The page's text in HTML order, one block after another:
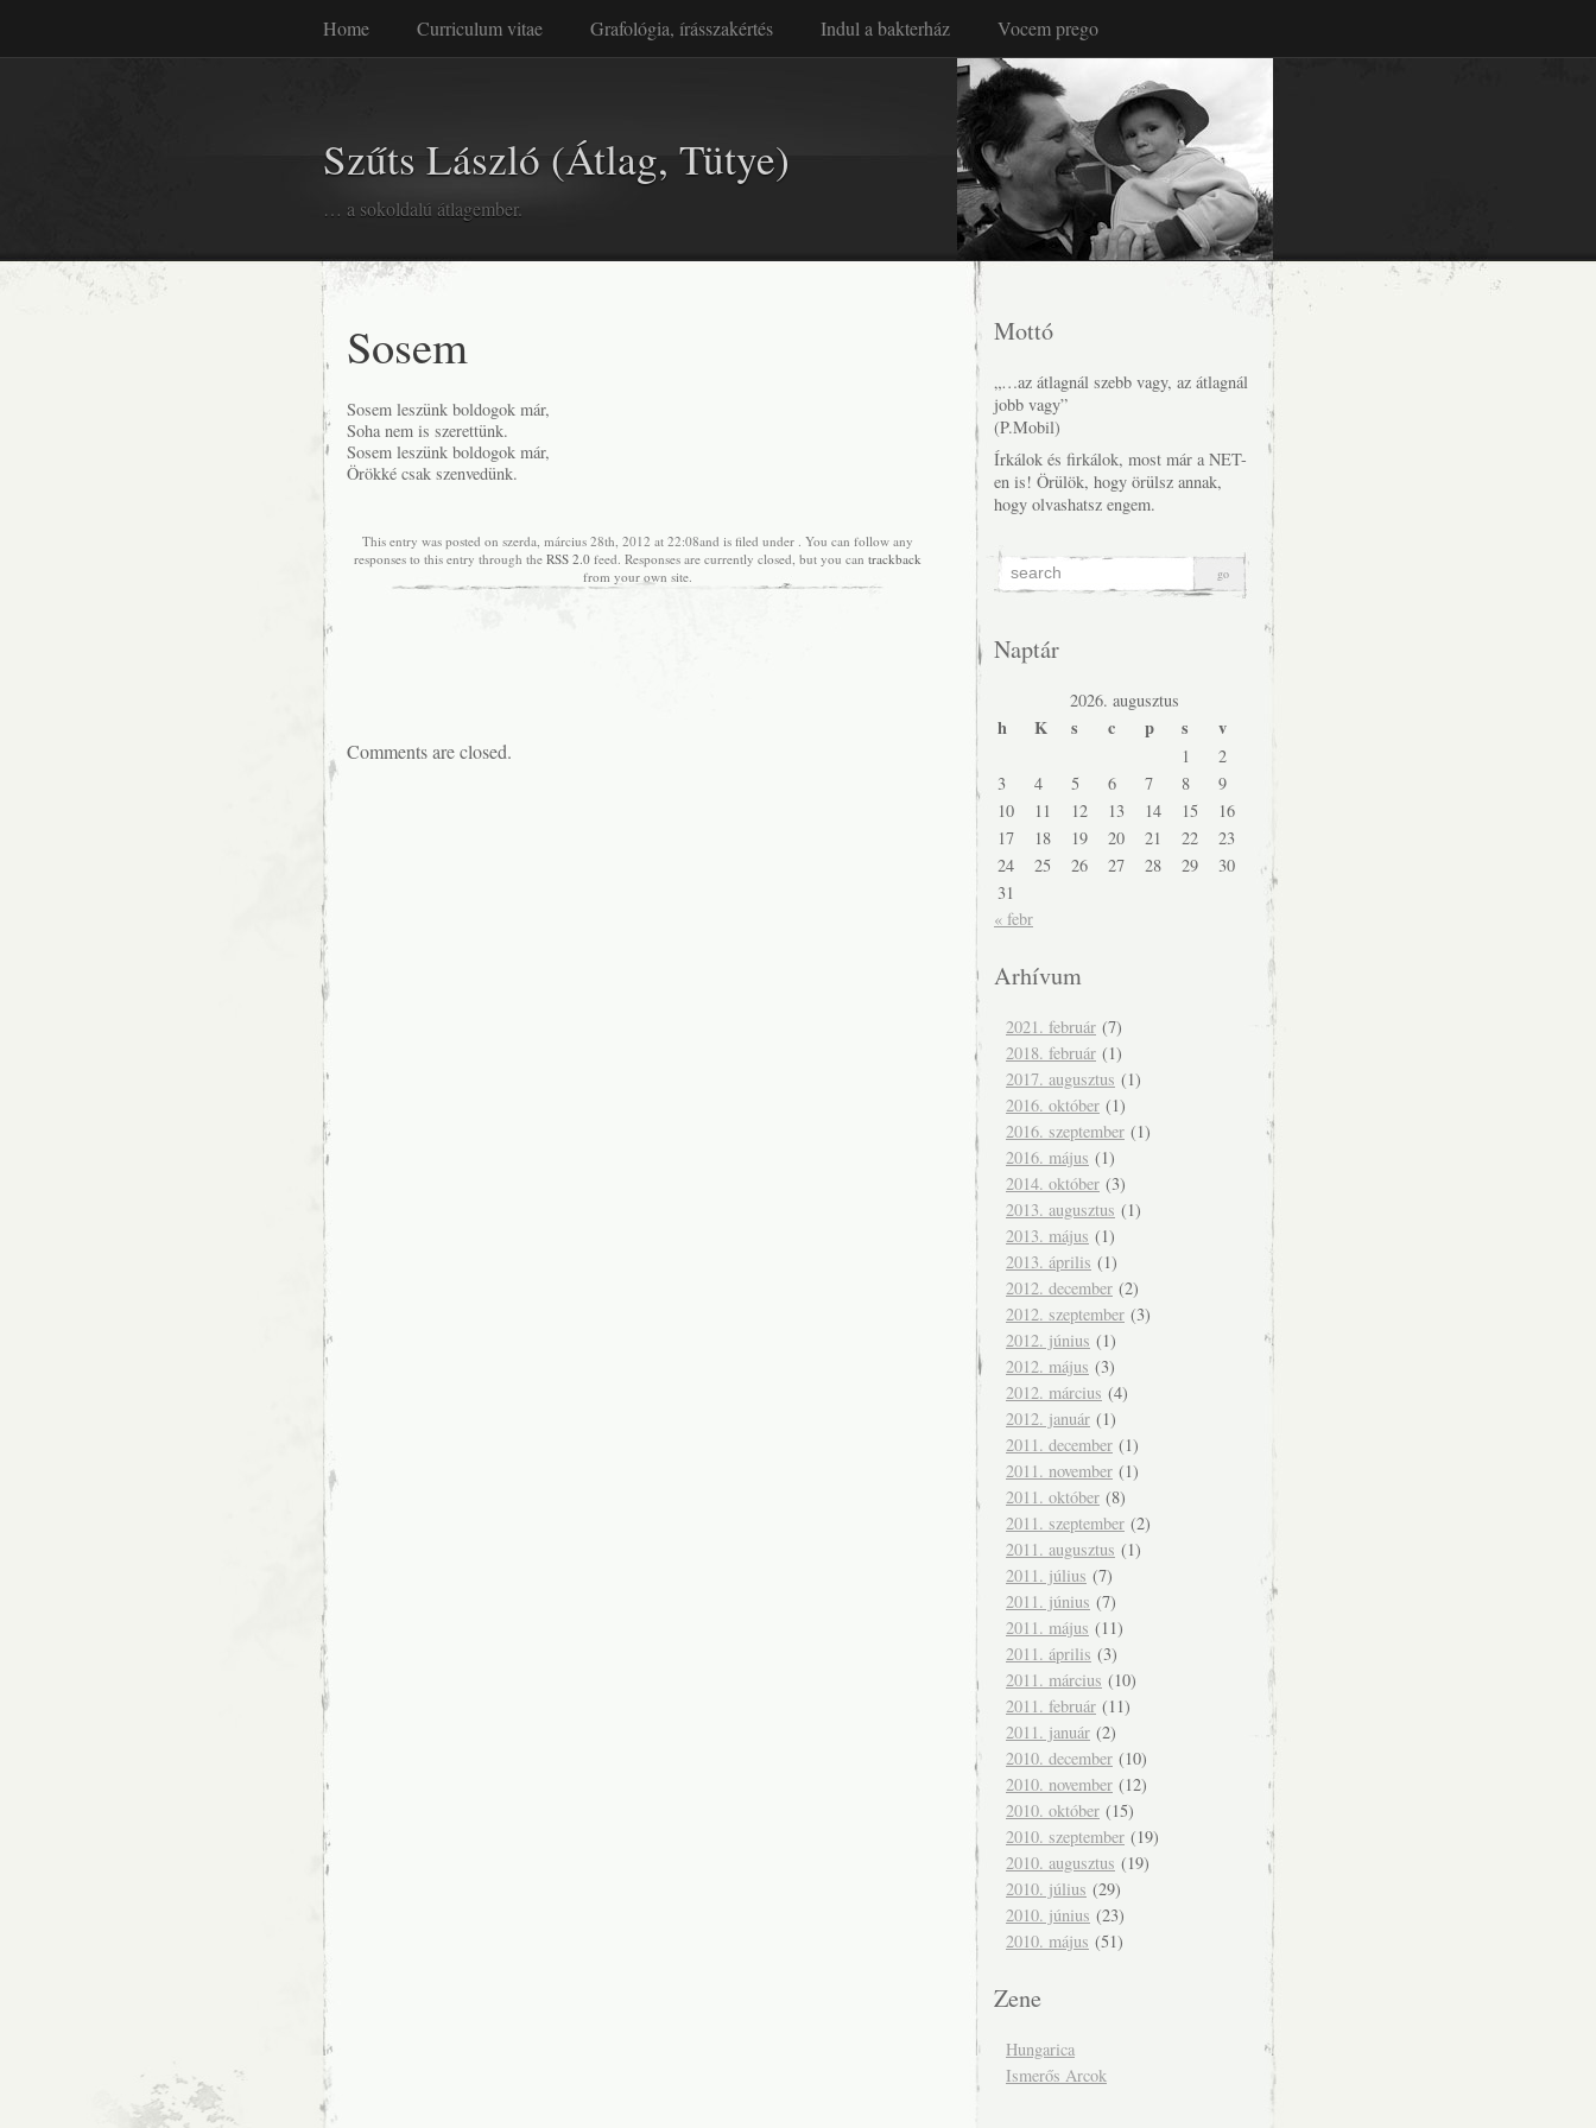
Home Curriculum vitae Grafológia, írásszakértés Indul a bakterház Vocem prego
… a sokoldalú átlagember.
Szűts László (Átlag, Tütye)
Sosem
Sosem leszünk boldogok már,
Soha nem is szerettünk.
Sosem leszünk boldogok már,
Örökké csak szenvedünk.
This entry was posted on szerda, március 28th, 2012 at 22:08and is filed under . You can follow any
responses to this entry through the RSS 2.0 feed. Responses are currently closed, but you can trackback
from your own site.
Comments are closed.
Mottó
„…az átlagnál szebb vagy, az átlagnál
jobb vagy”
(P.Mobil)
Írkálok és firkálok, most már a NET-
en is! Örülök, hogy örülsz annak,
hogy olvashatsz engem.
Naptár
2026. augusztus
h K s c p s v
1
2
3
4 5 6 7 8
9
10
11 12 13 14 15
16
17
18 19 20 21 22
23
24
25 26 27 28 29
30
31
« febr
Arhívum
2021. február (7)
2018. február (1)
2017. augusztus (1)
2016. október (1)
2016. szeptember (1)
2016. május (1)
2014. október (3)
2013. augusztus (1)
2013. május (1)
2013. április (1)
2012. december (2)
2012. szeptember (3)
2012. június (1)
2012. május (3)
2012. március (4)
2012. január (1)
2011. december (1)
2011. november (1)
2011. október (8)
2011. szeptember (2)
2011. augusztus (1)
2011. július (7)
2011. június (7)
2011. május (11)
2011. április (3)
2011. március (10)
2011. február (11)
2011. január (2)
2010. december (10)
2010. november (12)
2010. október (15)
2010. szeptember (19)
2010. augusztus (19)
2010. július (29)
2010. június (23)
2010. május (51)
Zene
Hungarica
Ismerős Arcok